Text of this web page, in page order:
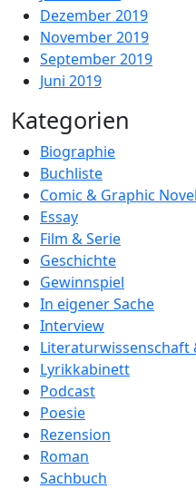
Dezember 2019
November 2019
September 2019
Juni 2019
Kategorien
Biographie
Buchliste
Comic & Graphic Novel
Essay
Film & Serie
Geschichte
Gewinnspiel
In eigener Sache
Interview
Lyrikkabinett
Podcast
Poesie
Rezension
Roman
Sachbuch